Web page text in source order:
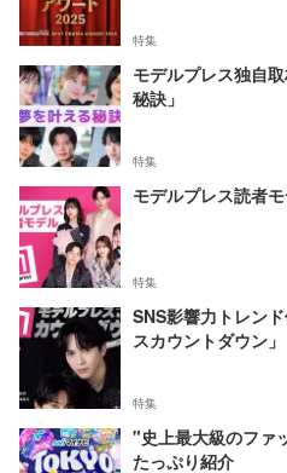
特集
モデルプレス独自
秘訣」
特集
モデルプレス読者
特集
SNS影響力トレン
スカウントダウン」
特集
"史上最大級のファ
たっぷり紹介